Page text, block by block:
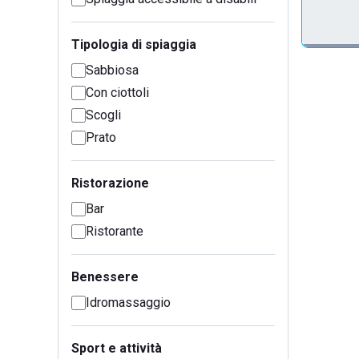
Tipologia di spiaggia
Sabbiosa
Con ciottoli
Scogli
Prato
Ristorazione
Bar
Ristorante
Benessere
Idromassaggio
Sport e attività